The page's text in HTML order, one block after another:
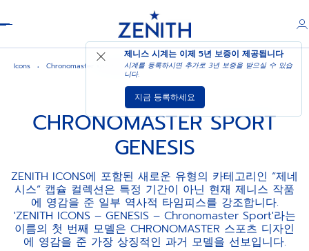
제니스 시계는 이제5년 보증이 제공됩니다
시계를 등록하시면 추가로 3년 보증을 받으실 수 있습
니다.
지금 등록하세요
Icons Chronomaster sport genesis
CHRONOMASTER SPORT
GENESIS
ZENITH ICONS에 포함된 새로운 유형의 카테고리인 “제네
시스” 캡슐 컬렉션은 특정 기간이 아닌 현재 제니스 작품
에 영감을 준 일부 역사적 타임피스를 강조합니다.
'ZENITH ICONS – GENESIS – Chronomaster Sport'라는
이름의 첫 번째 모델은 CHRONOMASTER 스포츠 디자인
에 영감을 준 가장 상징적인 과거 모델을 선보입니다.